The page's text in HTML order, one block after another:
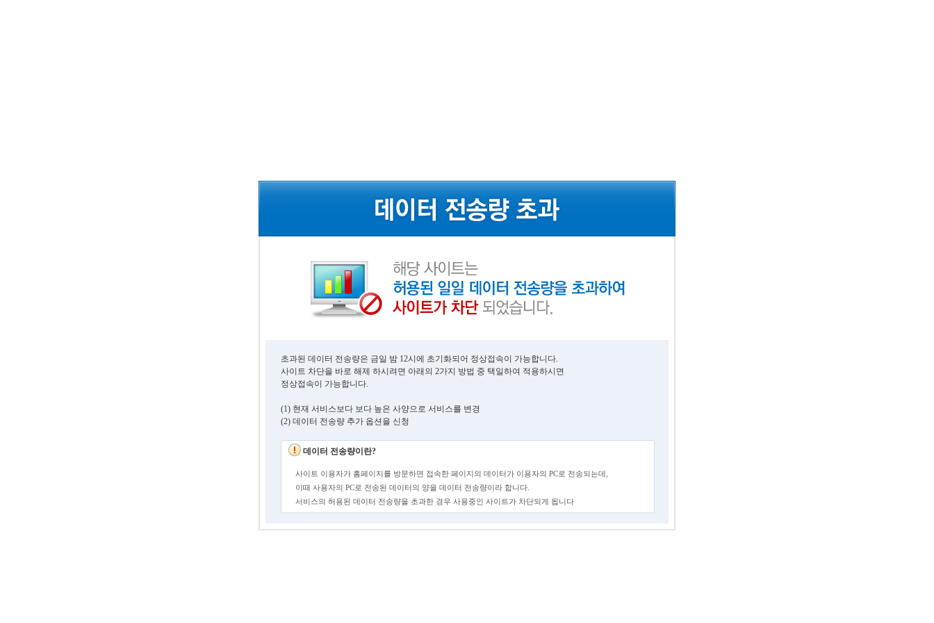
초과된 데이터 전송량은 금일 밤 12시에 초기화되어 정상접속이 가능합니다.
사이트 차단을 바로 해제 하시려면 아래의 2가지 방법 중 택일하여 적용하시면
정상접속이 가능합니다.
(1) 현재 서비스보다 보다 높은 사양으로 서비스를 변경
(2) 데이터 전송량 추가 옵션을 신청
데이터 전송량이란?
사이트 이용자가 홈페이지를 방문하면 접속한 페이지의 데이터가 이용자의 PC로 전송되는데,
이때 사용자의 PC로 전송된 데이터의 양을 데이터 전송량이라 합니다.
서비스의 허용된 데이터 전송량을 초과한 경우 사용중인 사이트가 차단되게 됩니다